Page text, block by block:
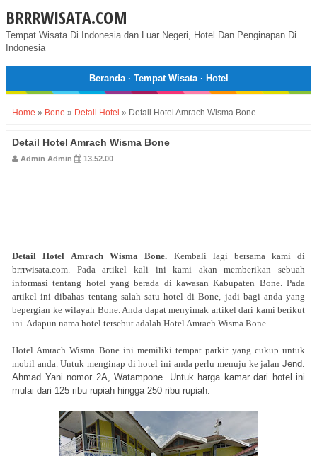
BRRRWISATA.COM
Tempat Wisata Di Indonesia dan Luar Negeri, Hotel Dan Penginapan Di
Indonesia
Beranda· Tempat Wisata· Hotel
Home » Bone » Detail Hotel » Detail Hotel Amrach Wisma Bone
Detail Hotel Amrach Wisma Bone
Admin Admin 13.52.00
Detail HotelAmrach Wisma Bone. Kembali lagi bersama kami di
brrrwisata.com. Pada artikel kali ini kami akan memberikan sebuah
informasi tentang hotel yang berada di kawasan Kabupaten Bone. Pada
artikel ini dibahas tentang salah satu hotel di Bone, jadi bagi anda yang
bepergian ke wilayah Bone. Anda dapat menyimak artikel dari kami berikut
ini. Adapun nama hotel tersebut adalah Hotel Amrach Wisma Bone.
Hotel Amrach Wisma Bone ini memiliki tempat parkir yang cukup untuk
mobil anda. Untuk menginap di hotel ini anda perlu menuju ke jalan Jend.
Ahmad Yani nomor 2A, Watampone. Untuk harga kamar dari hotel ini
mulai dari 125 ribu rupiah hingga 250 ribu rupiah.